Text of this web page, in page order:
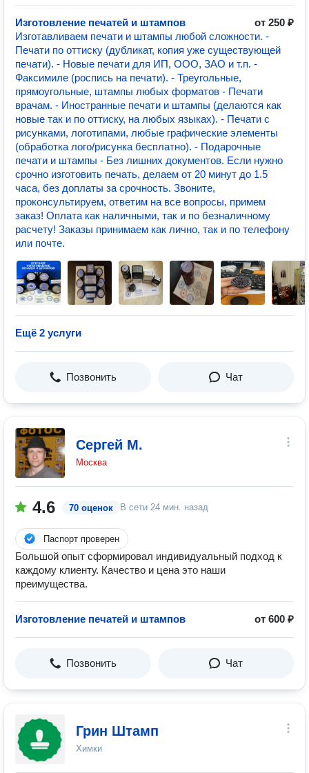
Изготовление печатей и штампов
от 250 ₽
Изготавливаем печати и штампы любой сложности. -
Печати по оттиску (дубликат, копия уже существующей
печати). - Новые печати для ИП, ООО, ЗАО и т.п. -
Факсимиле (роспись на печати). - Треугольные,
прямоугольные, штампы любых форматов - Печати
врачам. - Иностранные печати и штампы (делаются как
новые так и по оттиску, на любых языках). - Печати с
рисунками, логотипами, любые графические элементы
(обработка лого/рисунка бесплатно). - Подарочные
печати и штампы - Без лишних документов. Если нужно
срочно изготовить печать, делаем от 20 минут до 1.5
часа, без доплаты за срочность. Звоните,
проконсультируем, ответим на все вопросы, примем
заказ! Оплата как наличными, так и по безналичному
расчету! Заказы принимаем как лично, так и по телефону
или почте.
Ещё 2 услуги
Позвонить Чат
Сергей М.
Москва
4.6 70 оценок В сети 24 мин. назад
Паспорт проверен
Большой опыт сформировал индивидуальный подход к
каждому клиенту. Качество и цена это наши
преимущества.
Изготовление печатей и штампов от 600 ₽
Позвонить Чат
Грин Штамп
Химки